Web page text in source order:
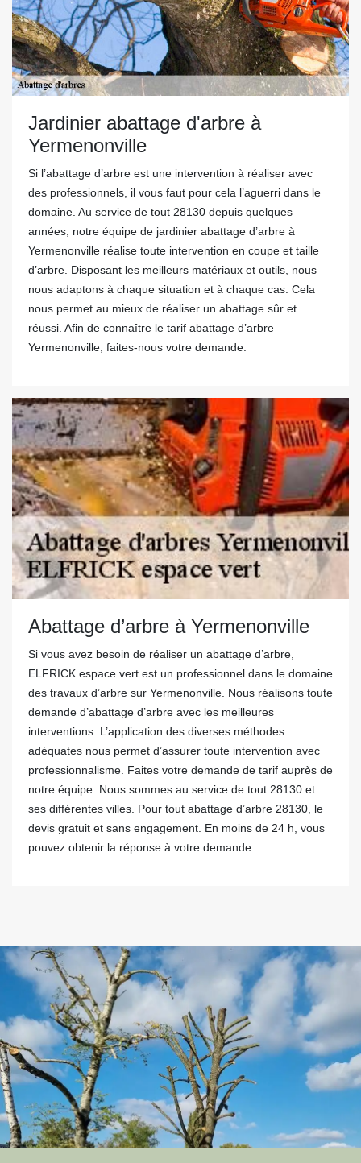
Jardinier abattage d'arbre à
Yermenonville
Si l’abattage d’arbre est une intervention à réaliser avec
des professionnels, il vous faut pour cela l’aguerri dans le
domaine. Au service de tout 28130 depuis quelques
années, notre équipe de jardinier abattage d’arbre à
Yermenonville réalise toute intervention en coupe et taille
d’arbre. Disposant les meilleurs matériaux et outils, nous
nous adaptons à chaque situation et à chaque cas. Cela
nous permet au mieux de réaliser un abattage sûr et
réussi. Afin de connaître le tarif abattage d’arbre
Yermenonville, faites-nous votre demande.
Abattage d’arbre à Yermenonville
Si vous avez besoin de réaliser un abattage d’arbre,
ELFRICK espace vert est un professionnel dans le domaine
des travaux d’arbre sur Yermenonville. Nous réalisons toute
demande d’abattage d’arbre avec les meilleures
interventions. L’application des diverses méthodes
adéquates nous permet d’assurer toute intervention avec
professionnalisme. Faites votre demande de tarif auprès de
notre équipe. Nous sommes au service de tout 28130 et
ses différentes villes. Pour tout abattage d’arbre 28130, le
devis gratuit et sans engagement. En moins de 24 h, vous
pouvez obtenir la réponse à votre demande.